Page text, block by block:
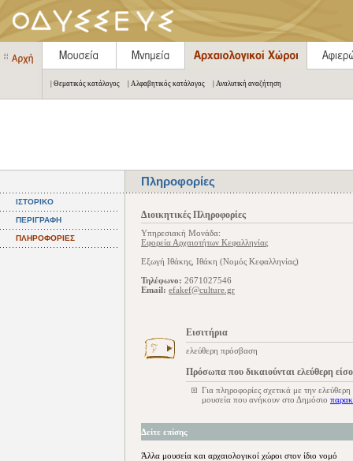
| Θεματικός κατάλογος | Αλφαβητικός κατάλογος | Αναλυτική αναζήτηση
Πληροφορίες
ΙΣΤΟΡΙΚΟ
ΠΕΡΙΓΡΑΦΗ
ΠΛΗΡΟΦΟΡΙΕΣ
Διοικητικές Πληροφορίες
Υπηρεσιακή Μονάδα:
Εφορεία Αρχαιοτήτων Κεφαλληνίας
Εξωγή Ιθάκης, Ιθάκη (Νομός Κεφαλληνίας)
Τηλέφωνο: 2671027546
Email: efakef@culture.gr
Εισιτήρια
ελεύθερη πρόσβαση
Πρόσωπα που δικαιούνται ελεύθερη
Για πληροφορίες σχετικά με την
μουσεία που ανήκουν στο Δημόσιο
Δείτε επίσης
Άλλα μουσεία και αρχαιολογικοί χώροι στον ίδιο νομό